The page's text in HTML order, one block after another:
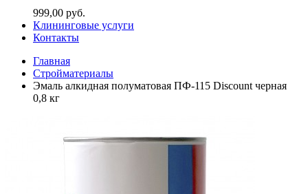
999,00 руб.
Клининговые услуги
Контакты
Главная
Стройматериалы
Эмаль алкидная полуматовая ПФ-115 Discount черная
0,8 кг